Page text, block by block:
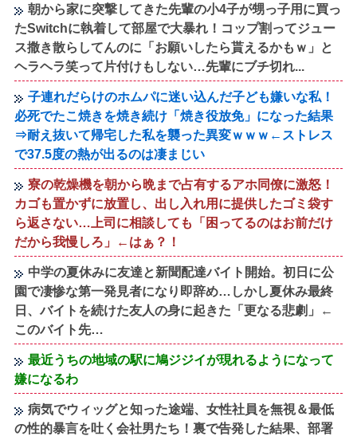
朝から家に突撃してきた先輩の小4子が甥っ子用に買っ
たSwitchに執着して部屋で大暴れ！コップ割ってジュー
ス撒き散らしてんのに「お願いしたら貰えるかもｗ」と
ヘラヘラ笑って片付けもしない…先輩にブチ切れ...
子連れだらけのホムパに迷い込んだ子ども嫌いな私！
必死でたこ焼きを焼き続け「焼き役放免」になった結果
⇒耐え抜いて帰宅した私を襲った異変ｗｗｗ←ストレス
で37.5度の熱が出るのは凄まじい
寮の乾燥機を朝から晩まで占有するアホ同僚に激怒！
カゴも置かずに放置し、出し入れ用に提供したゴミ袋す
ら返さない…上司に相談しても「困ってるのはお前だけ
だから我慢しろ」←はぁ？！
中学の夏休みに友達と新聞配達バイト開始。初日に公
園で凄惨な第一発見者になり即辞め…しかし夏休み最終
日、バイトを続けた友人の身に起きた「更なる悲劇」←
このバイト先…
最近うちの地域の駅に鳩ジジイが現れるようになって
嫌になるわ
病気でウィッグと知った途端、女性社員を無視＆最低
の性的暴言を吐く会社男たち！裏で告発した結果、部署